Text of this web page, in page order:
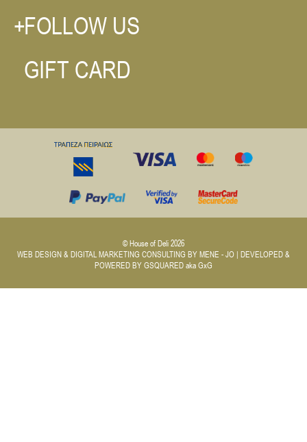
FOLLOW US
GIFT CARD
© House of Deli 2026
WEB DESIGN & DIGITAL MARKETING CONSULTING BY MENE - JO | DEVELOPED &
POWERED BY GSQUARED aka GxG